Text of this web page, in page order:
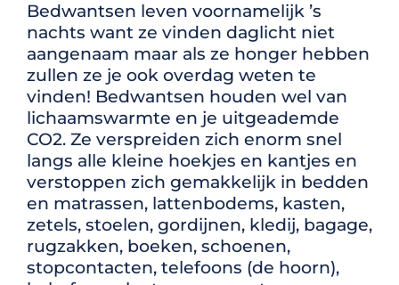
Bedwantsen leven voornamelijk ’s
nachts want ze vinden daglicht niet
aangenaam maar als ze honger hebben
zullen ze je ook overdag weten te
vinden! Bedwantsen houden wel van
lichaamswarmte en je uitgeademde
CO2. Ze verspreiden zich enorm snel
langs alle kleine hoekjes en kantjes en
verstoppen zich gemakkelijk in bedden
en matrassen, lattenbodems, kasten,
zetels, stoelen, gordijnen, kledij, bagage,
rugzakken, boeken, schoenen,
stopcontacten, telefoons (de hoorn),